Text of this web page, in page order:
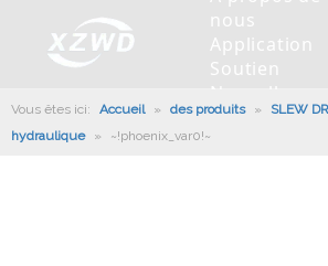
Roulement pivotant
nous
Profil de la société
Application
Machines d'ingénierie
Soutien
Installation de roulement
Nouvelles
Anneaux de pivotement
Contactez
Vous êtes ici: Accueil » des produits » SLEW
hydraulique
» ~!phoenix_var0!~